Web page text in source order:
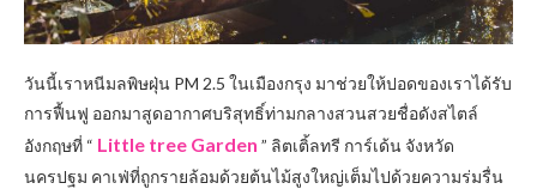
วันนี้เราหนีมลพิษฝุ่น PM 2.5 ในเมืองกรุง มาช่วยให้ปอดของเราได้รับ
การฟื้นฟู ออกมาสูดอากาศบริสุทธิ์ท่ามกลางสวนสวยชื่อดังสไตล์
อังกฤษที่ “ Little tree Garden ” ลิตเติ้ลทรี การ์เด้น จังหวัด
นครปฐม คาเฟ่ที่ถูกรายล้อมด้วยต้นไม้สูงใหญ่เต็มไปด้วยความร่มรื่น